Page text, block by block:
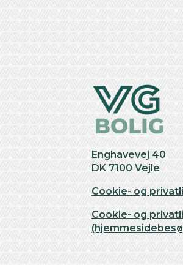
Enghavevej 40
DK 7100 Vejle
Cookie- og
Cookie- og